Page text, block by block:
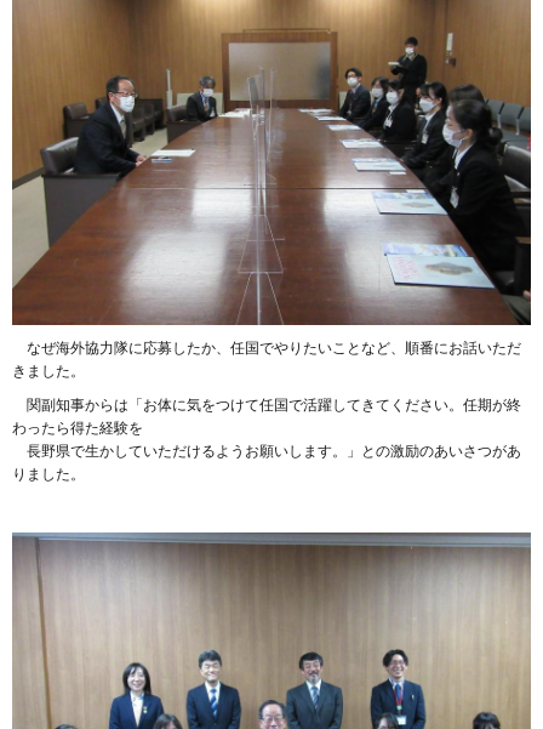
なぜ海外協力隊に応募したか、任国でやりたいことなど、順番にお話いただ
きました。
関副知事からは「お体に気をつけて任国で活躍してきてください。任期が終
わったら得た経験を
長野県で生かしていただけるようお願いします。」との激励のあいさつがあ
りました。